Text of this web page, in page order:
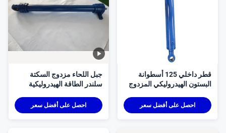
قطر داخلي 125 أسطوانة
الهيدروليكي المزدوج
والآلات الهيدروليكية
احصل على أفضل سعر
جبل اللحاء مزدوج السكتة
سلندر الطاقة الهيدروليكية
الهيدروليكية الدائمة التي توفر
الطاقة
احصل على أفضل سعر